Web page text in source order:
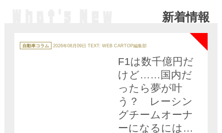
新着情報
テ
ゴ
自動車コラム 2026年08月09日 TEXT: WEB CARTOP編集部
NEW
F1は数千億円だ
けど……国内だ
ったら夢が叶
う？ レーシン
グチームオーナ
ーになるには幾